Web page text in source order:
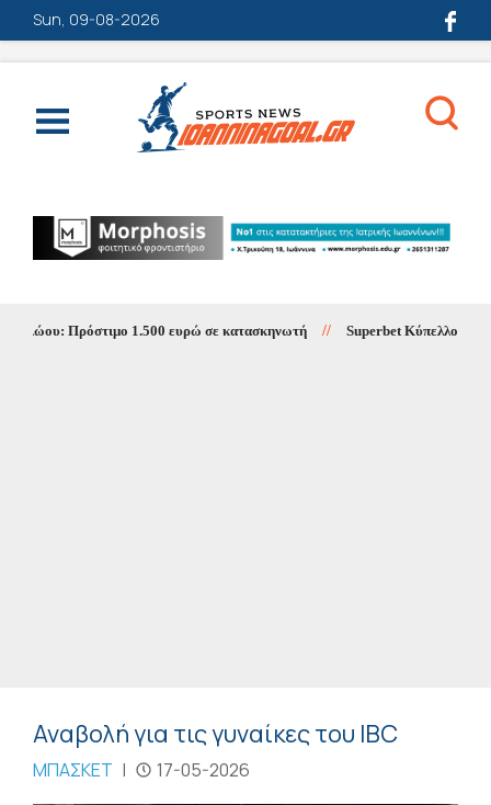
Sun, 09-08-2026
Αώου: Πρόστιμο 1.500 ευρώ σε κατασκηνωτή // Superbet Κύπελλο
Αναβολή για τις γυναίκες του IBC
ΜΠΑΣΚΕΤ | 17-05-2026